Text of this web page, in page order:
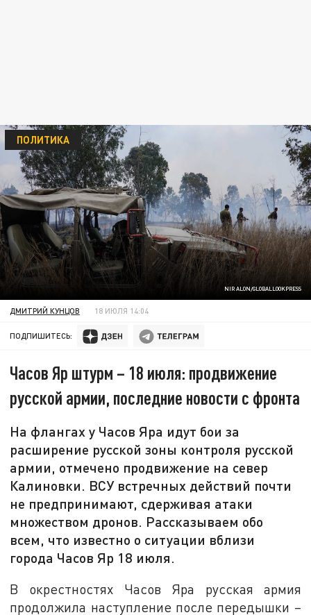
NIR ALON/GLOBALLOOKPRESS
ПОЛИТИКА
ДМИТРИЙ КУНЦОВ 18 ИЮЛЯ 14:04
ПОДПИШИТЕСЬ:
Часов Яр штурм – 18 июля: продвижение
русской армии, последние новости с фронта
На флангах у Часов Яра идут бои за
расширение русской зоны контроля русской
армии, отмечено продвижение на север
Калиновки. ВСУ встречных действий почти
не предпринимают, сдерживая атаки
множеством дронов. Рассказываем обо
всем, что известно о ситуации вблизи
города Часов Яр 18 июля.
В окрестностях Часов Яра русская армия
продолжила наступление после передышки –